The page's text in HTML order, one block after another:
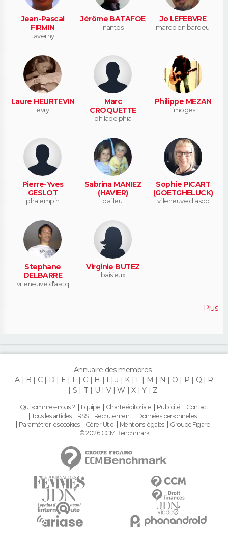
Jean-Pascal
FIRMIN
taverny
Jérôme BATAFOE
nantes
Jo LEFEBVRE
marcq en baroeul
Laure HEURTEVIN
evry
Marc
CROQUETTE
philadelphia
Philippe MEZAN
limoges
Pierre-Yves
GESLOT
phalempin
Sabrina MANIEZ
(HAVIER)
bailleul
Sophie PICART
(GOETGHELUCK)
villeneuve d'ascq
Stephane
DELBARRE
villeneuve d'ascq
Virginie BUTEZ
baisieux
Plus
Annuaire des membres :
A
B C D E F G H J K L M N O P Q
R
S
T U V W X Y Z
Qui sommes-nous ? Equipe Charte éditoriale Publicité
Contact
Tous les articles
RSS Recrutement
Données personnelles
Paramétrer les cookies
Gérer Utiq Mentions légales
Groupe Figaro
© 2026 CCM Benchmark